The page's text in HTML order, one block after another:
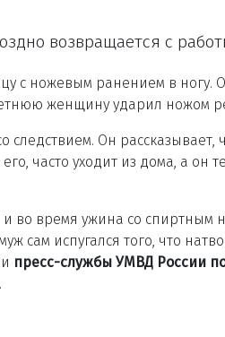
возвращается с
с ножевым ранением в ногу.
женщину ударил ножом
следствием. Он рассказывает,
часто уходит из дома, а он
и во время ужина со спиртным
сам испугался того, что
пресс-службы УМВД России